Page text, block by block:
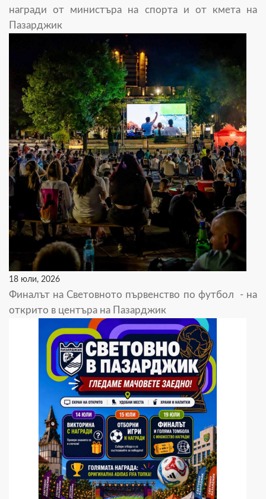
награди от министъра на спорта и от кмета на
Пазарджик
18 юли, 2026
Финалът на Световното първенство по футбол - на
открито в центъра на Пазарджик